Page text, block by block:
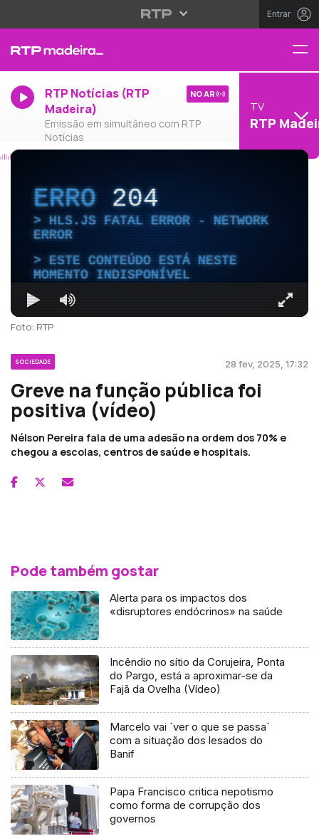
Entrar
RTP Notícias (RTP
Madeira)
Emissão em simultâneo com RTP
Notícias
NO AR
TV
RTP
ERRO204
HLS.JS FATAL ERROR - NETWORK
ERROR
ESTE CONTEÚDO ESTÁ NESTE
MOMENTO INDISPONÍVEL
Foto: RTP
SOCIEDADE 28 fev, 2025, 17:32
Greve na função pública foi
positiva (vídeo)
Nélson Pereira fala de uma adesão na ordem dos 70% e
chegou a escolas, centros de saúde e hospitais.
Pode também gostar
Alerta para os impactos dos
«disruptores endócrinos» na saúde
Incêndio no sítio da Corujeira, Ponta
do Pargo, está a aproximar-se da
Fajã da Ovelha (Vídeo)
Marcelo vai `ver o que se passa`
com a situação dos lesados do
Banif
Papa Francisco critica nepotismo
como forma de corrupção dos
governos